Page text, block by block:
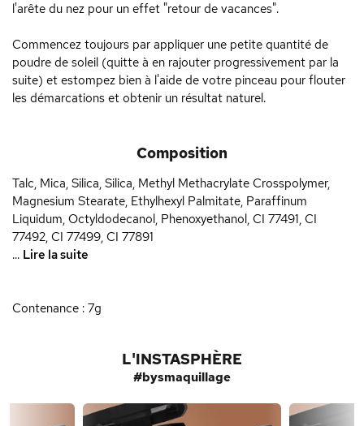
l'arête du nez pour un effet "retour de vacances".
Commencez toujours par appliquer une petite quantité de
poudre de soleil (quitte à en rajouter progressivement par la
suite) et estompez bien à l'aide de votre pinceau pour flouter
les démarcations et obtenir un résultat naturel.
Composition
Talc, Mica, Silica, Silica, Methyl Methacrylate Crosspolymer,
Magnesium Stearate, Ethylhexyl Palmitate, Paraffinum
Liquidum, Octyldodecanol, Phenoxyethanol, CI 77491, CI
77492, CI 77499, CI 77891
... Lire la suite
Contenance : 7g
L'INSTASPHÈRE
#bysmaquillage